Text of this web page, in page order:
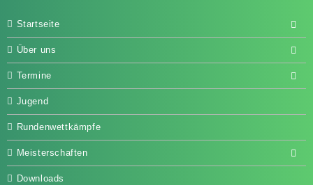
Startseite
Über uns
Termine
Jugend
Rundenwettkämpfe
Meisterschaften
Downloads